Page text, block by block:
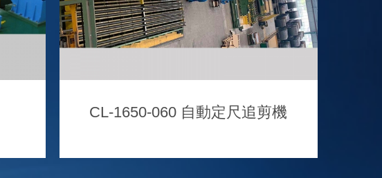
CL-1650-060 自動定尺追剪機